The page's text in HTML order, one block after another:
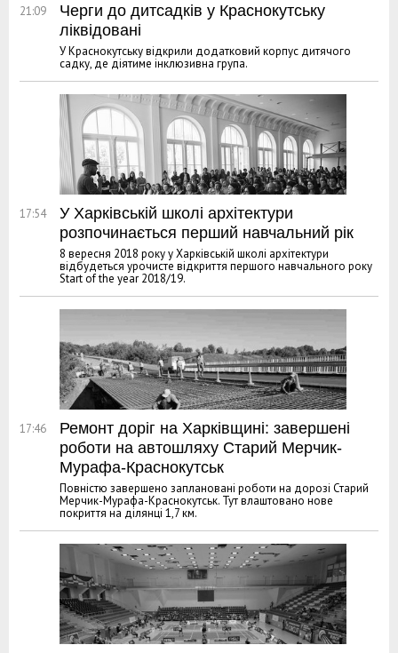
21:09
Черги до дитсадків у Краснокутську
ліквідовані
У Краснокутську відкрили додатковий корпус дитячого
садку, де діятиме інклюзивна група.
17:54
У Харківській школі архітектури
розпочинається перший навчальний рік
8 вересня 2018 року у Харківській школі архітектури
відбудеться урочисте відкриття першого навчального року
Start of the year 2018/19.
17:46
Ремонт доріг на Харківщині: завершені
роботи на автошляху Старий Мерчик-
Мурафа-Краснокутськ
Повністю завершено заплановані роботи на дорозі Старий
Мерчик-Мурафа-Краснокутськ. Тут влаштовано нове
покриття на ділянці 1,7 км.